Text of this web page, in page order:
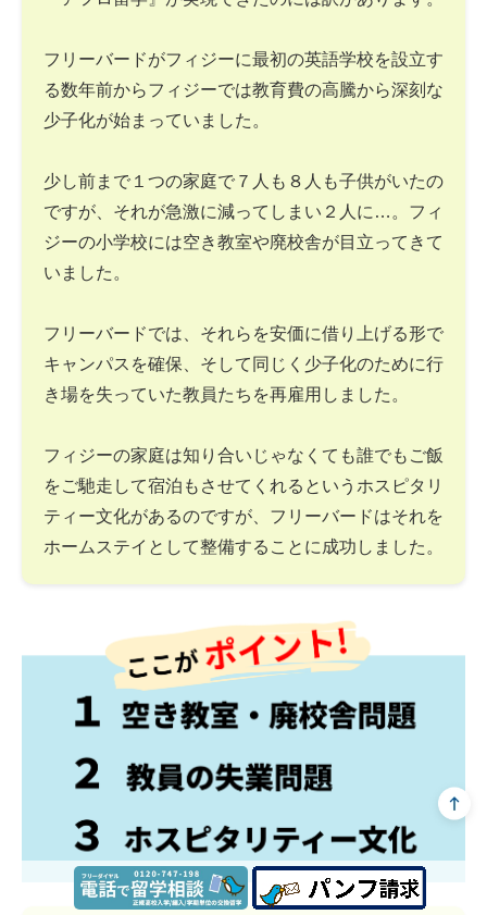
フリーバードがフィジーに最初の英語学校を設立す
る数年前からフィジーでは教育費の高騰から深刻な
少子化が始まっていました。
少し前まで１つの家庭で７人も８人も子供がいたの
ですが、それが急激に減ってしまい２人に…。フィ
ジーの小学校には空き教室や廃校舎が目立ってきて
いました。
フリーバードでは、それらを安価に借り上げる形で
キャンパスを確保、そして同じく少子化のために行
き場を失っていた教員たちを再雇用しました。
フィジーの家庭は知り合いじゃなくても誰でもご飯
をご馳走して宿泊もさせてくれるというホスピタリ
ティー文化があるのですが、フリーバードはそれを
ホームステイとして整備することに成功しました。